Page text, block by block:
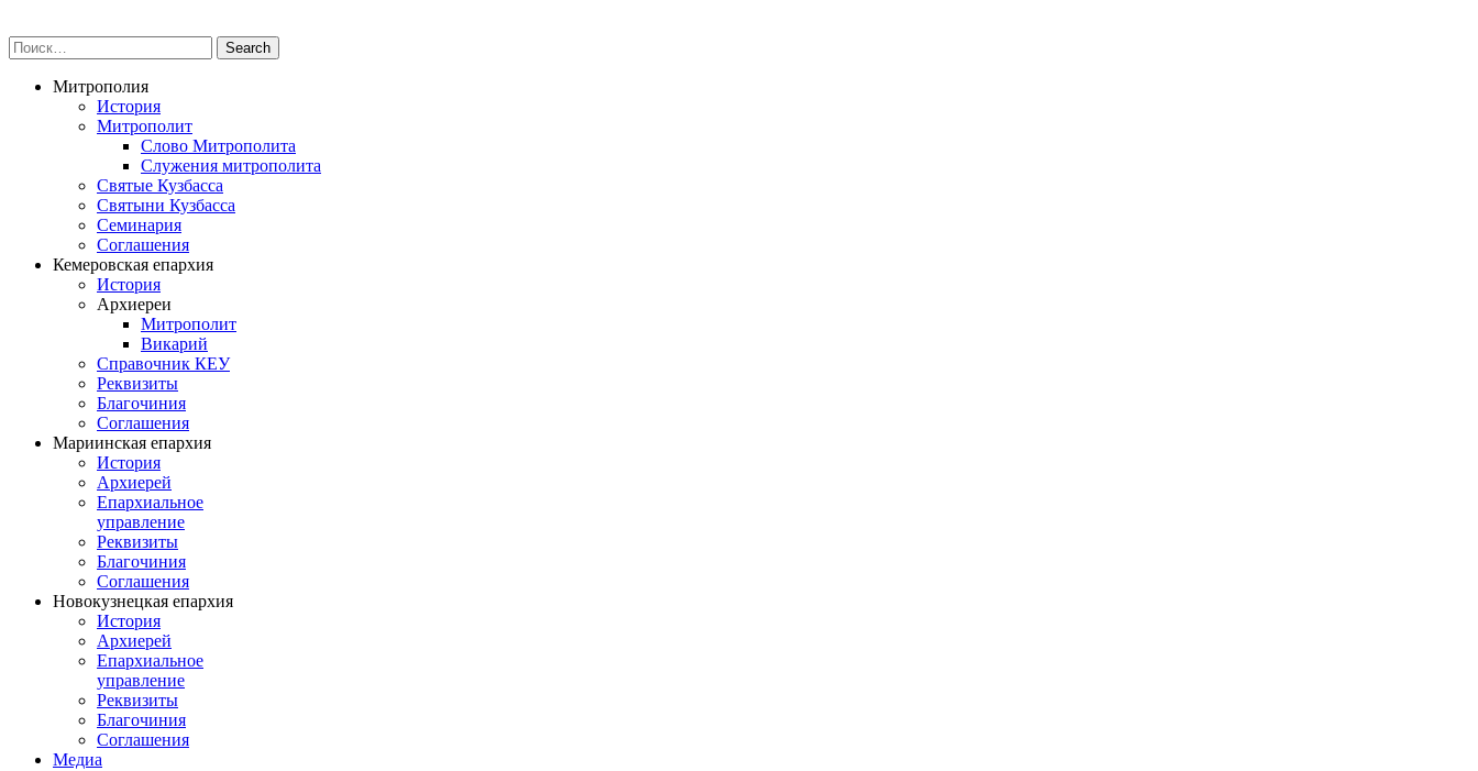
Митрополия
История
Митрополит
Слово Митрополита
Служения митрополита
Святые Кузбасса
Святыни Кузбасса
Семинария
Соглашения
Кемеровская епархия
История
Архиереи
Митрополит
Викарий
Справочник КЕУ
Реквизиты
Благочиния
Соглашения
Мариинская епархия
История
Архиерей
Епархиальное
управление
Реквизиты
Благочиния
Соглашения
Новокузнецкая епархия
История
Архиерей
Епархиальное
управление
Реквизиты
Благочиния
Соглашения
Медиа